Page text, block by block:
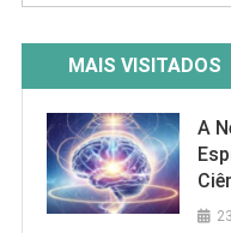
MAIS VISITADOS
A